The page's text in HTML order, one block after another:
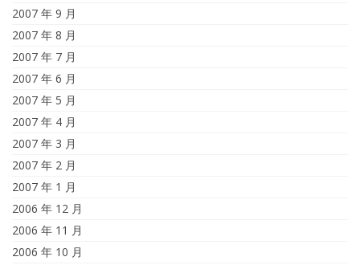
2007 年 9 月
2007 年 8 月
2007 年 7 月
2007 年 6 月
2007 年 5 月
2007 年 4 月
2007 年 3 月
2007 年 2 月
2007 年 1 月
2006 年 12 月
2006 年 11 月
2006 年 10 月